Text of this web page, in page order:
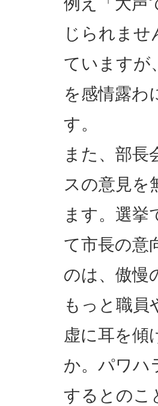
じられませ
ていますが
を感情露わ
す。
また、部長
スの意見を
ます。選挙
て市長の意
のは、傲慢
もっと職員
虚に耳を傾
か。パワハ
するとのこ